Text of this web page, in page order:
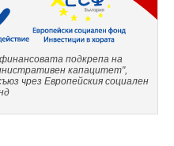
подкрепа на
капацитет",
чрез Европейския социален